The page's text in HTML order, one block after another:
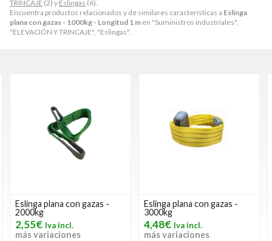
TRINCAJE (2) y Eslingas (6).
Encuentra productos relacionados y de similares características a Eslinga
plana con gazas - 1000kg - Longitud 1 m en "Suministros industriales",
"ELEVACIÓN Y TRINCAJE", "Eslingas".
Eslinga plana con gazas -
3000kg
4,48€
más variaciones
Eslinga plana con gazas -
4000kg
5,57€
más variaciones